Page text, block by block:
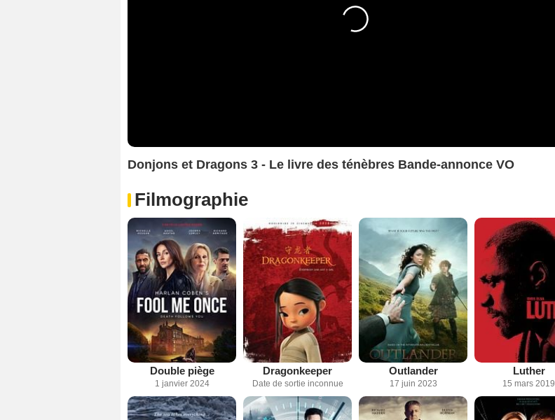
Donjons et Dragons 3 - Le livre des ténèbres Bande-annonce VO
Filmographie
Double piège
1 janvier 2024
Dragonkeeper
Date de sortie inconnue
Outlander
17 juin 2023
Luther
15 mars 2019